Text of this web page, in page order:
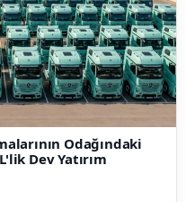
Odağındaki
Dev Yatırım